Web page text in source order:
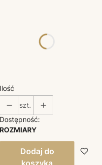
Ilość
szt.
Dostępność:
ROZMIARY
Dodaj do
koszyka